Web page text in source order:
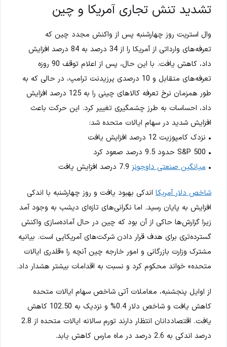
تشدید تنش تجاری آمریکا و چین
وال استریت روز چهارشنبه پس از واکنش مجدد چین که
تعرفه‌های وارداتی از آمریکا را از 34 درصد به 84 درصد افزایش
داد، کاهش یافت. با این حال، پس از اعلام توقف 90 روزه
تعرفه‌های متقابل و 10 درصدی پرزیدنت ترامپ، در حالی که به
طور همزمان نرخ تعرفه کالاهای چینی را به 125 درصد افزایش
داد، احساسات به طرز چشمگیری تغییر کرد. این حرکت باعث
افزایش شدید در سهام ایالات متحده شد:
• نزدک کامپوزیت 12 درصد افزایش یافت
• S&P 500 حدود 9.5 درصد صعود کرد
• میانگین صنعتی داوجونز
شاخص دلار آمریکا اندکی بهبود یافت و روز چهارشنبه با اندکی
افزایش به پایان رسید. اما نگرانی‌های تازه‌ای دیشب به وجود آمد
زیرا گزارش‌ها حاکی از آن بود که چین در حال آماده‌سازی واکنش
گسترده‌تری برای هدف قرار دادن شرکت‌های آمریکایی است. بیانیه
مشترک وزارت بازرگانی و امور خارجه چین آنچه را «قلدری ایالات
متحده» خواند محکوم کرد و نسبت به اقدامات بیشتر هشدار داد.
از اوایل پنجشنبه، معاملات آتی شاخص سهام ایالات متحده
کاهش یافت و شاخص دلار 0.4% و نزدیک به 102.50 کاهش
یافت. اقتصاددانان انتظار دارند تورم سالانه ایالات متحده از 2.8
درصد اندکی به 2.6 درصد در ماه مارس کاهش یابد.